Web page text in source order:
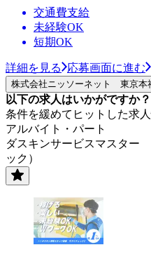
交通費支給
未経験OK
短期OK
詳細を見る 応募画面に進む
株式会社ニッソーネット 東京本
以下の求人はいかがですか？
条件を緩めてヒットした求
アルバイト・パート
ダスキンサービスマスター
ック）